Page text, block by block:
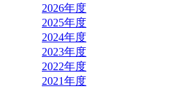
2026年度
2025年度
2024年度
2023年度
2022年度
2021年度